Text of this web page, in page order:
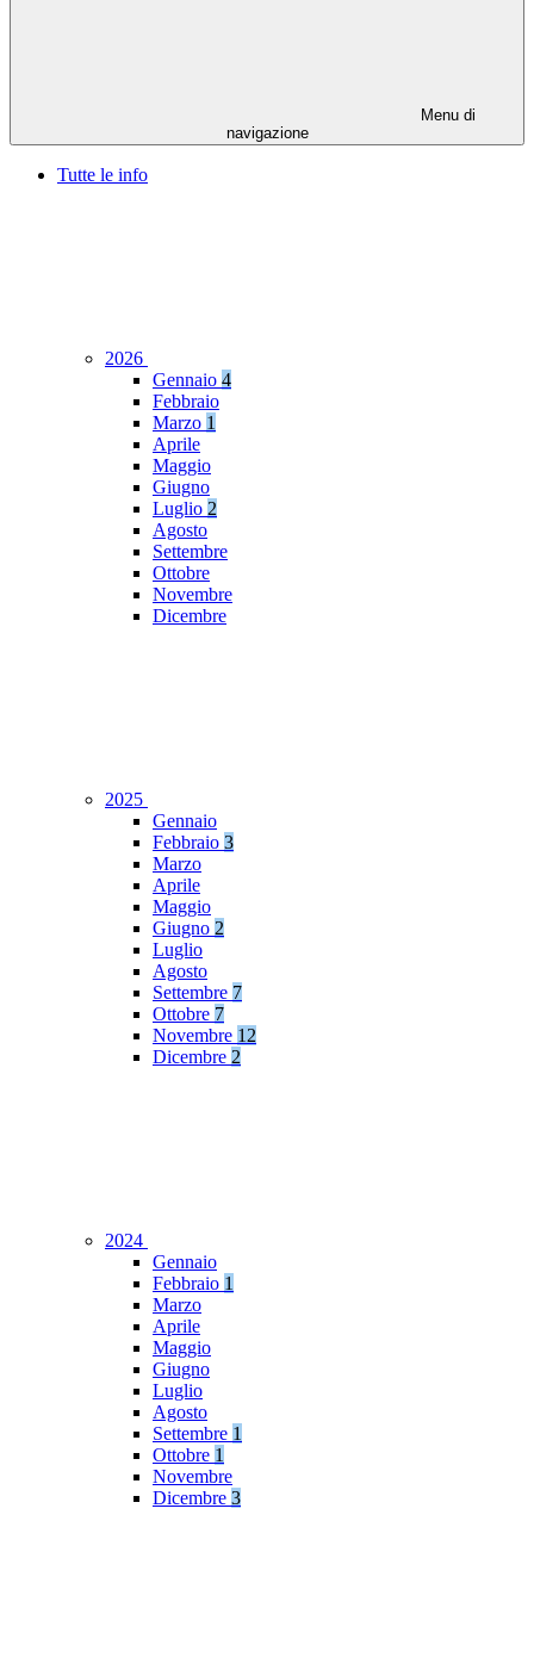
Menu di
navigazione
Tutte le info
2026
Gennaio 4
Febbraio
Marzo 1
Aprile
Maggio
Giugno
Luglio 2
Agosto
Settembre
Ottobre
Novembre
Dicembre
2025
Gennaio
Febbraio 3
Marzo
Aprile
Maggio
Giugno 2
Luglio
Agosto
Settembre 7
Ottobre 7
Novembre 12
Dicembre 2
2024
Gennaio
Febbraio 1
Marzo
Aprile
Maggio
Giugno
Luglio
Agosto
Settembre 1
Ottobre 1
Novembre
Dicembre 3